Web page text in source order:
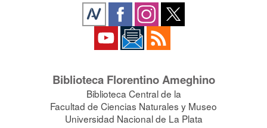
Biblioteca Florentino Ameghino
Biblioteca Central de la
Facultad de Ciencias Naturales y Museo
Universidad Nacional de La Plata